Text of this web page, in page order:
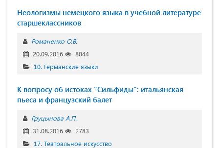
Неологизмы немецкого языка в учебной литературе
старшеклассников
Романенко О.В.
20.09.2016
8044
10. Германские языки
К вопросу об истоках "Сильфиды": итальянская
пьеса и французский балет
Груцынова А.П.
31.08.2016
2783
17. Театральное искусство